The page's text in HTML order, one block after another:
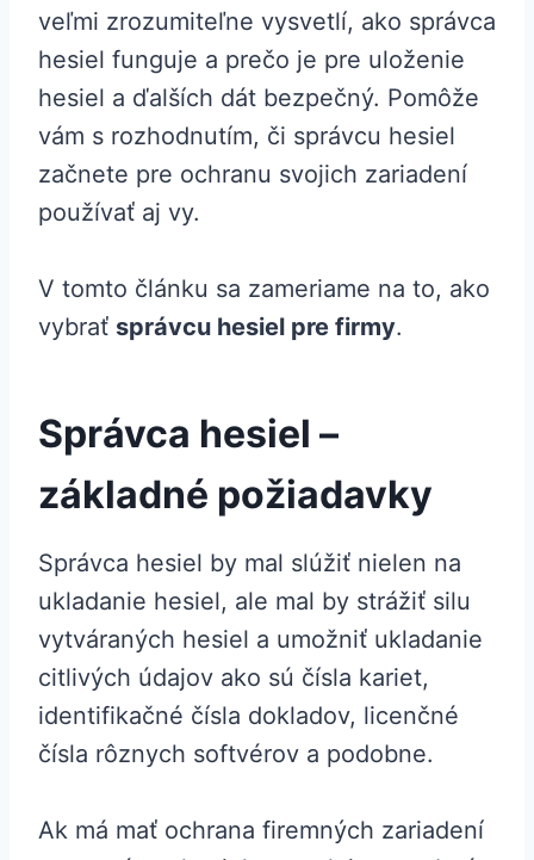
veľmi zrozumiteľne vysvetlí, ako správca
hesiel funguje a prečo je pre uloženie
hesiel a ďalších dát bezpečný. Pomôže
vám s rozhodnutím, či správcu hesiel
začnete pre ochranu svojich zariadení
používať aj vy.
V tomto článku sa zameriame na to, ako
vybrať správcu hesiel pre firmy.
Správca hesiel –
základné požiadavky
Správca hesiel by mal slúžiť nielen na
ukladanie hesiel, ale mal by strážiť silu
vytváraných hesiel a umožniť ukladanie
citlivých údajov ako sú čísla kariet,
identifikačné čísla dokladov, licenčné
čísla rôznych softvérov a podobne.
Ak má mať ochrana firemných zariadení